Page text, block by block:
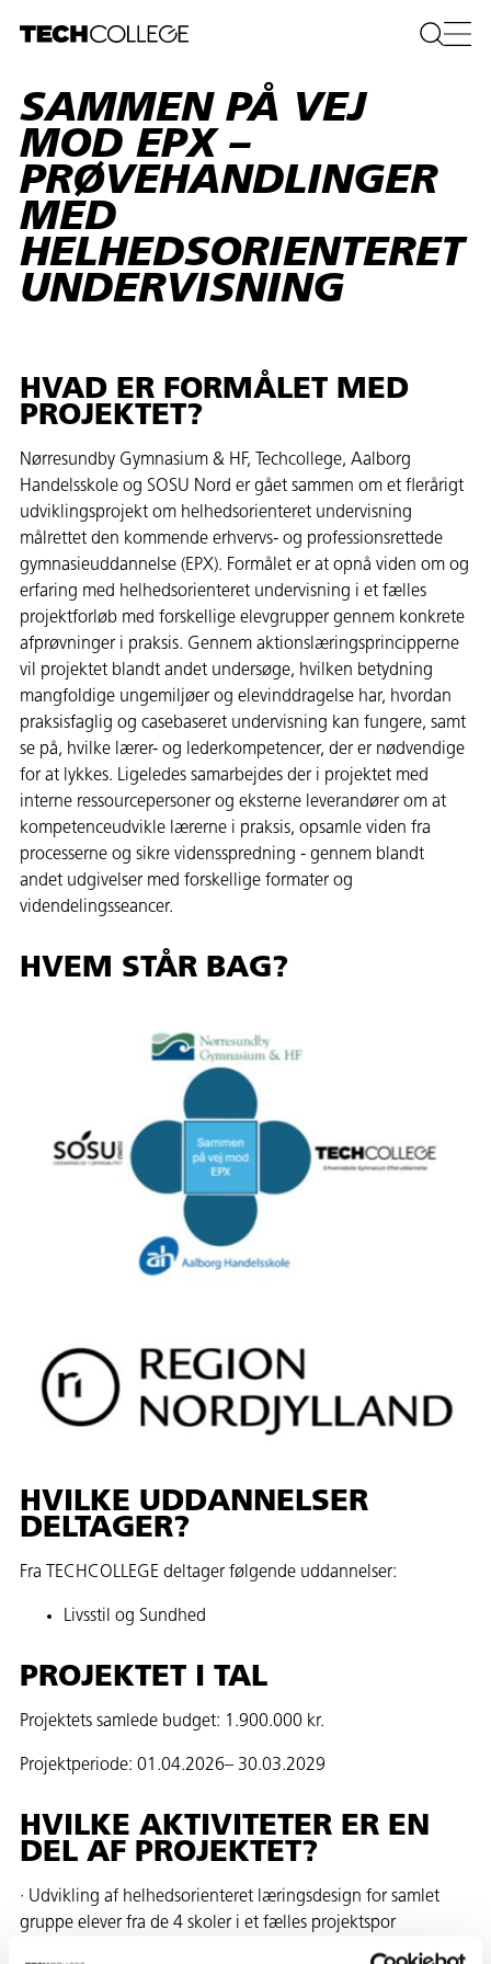
SAMMEN PÅ VEJ
MOD EPX –
PRØVEHANDLINGER
MED
HELHEDSORIENTERET
UNDERVISNING
HVAD ER FORMÅLET MED
PROJEKTET?
Nørresundby Gymnasium & HF, Techcollege, Aalborg
Handelsskole og SOSU Nord er gået sammen om et flerårigt
udviklingsprojekt om helhedsorienteret undervisning
målrettet den kommende erhvervs- og professionsrettede
gymnasieuddannelse (EPX). Formålet er at opnå viden om og
erfaring med helhedsorienteret undervisning i et fælles
projektforløb med forskellige elevgrupper gennem konkrete
afprøvninger i praksis. Gennem aktionslæringsprincipperne
vil projektet blandt andet undersøge, hvilken betydning
mangfoldige ungemiljøer og elevinddragelse har, hvordan
praksisfaglig og casebaseret undervisning kan fungere, samt
se på, hvilke lærer- og lederkompetencer, der er nødvendige
for at lykkes. Ligeledes samarbejdes der i projektet med
interne ressourcepersoner og eksterne leverandører om at
kompetenceudvikle lærerne i praksis, opsamle viden fra
processerne og sikre vidensspredning - gennem blandt
andet udgivelser med forskellige formater og
videndelingsseancer.
HVEM STÅR BAG?
HVILKE UDDANNELSER
DELTAGER?
Fra TECHCOLLEGE deltager følgende uddannelser:
Livsstil og Sundhed
PROJEKTET I TAL
Projektets samlede budget: 1.900.000 kr.
Projektperiode: 01.04.2026– 30.03.2029
HVILKE AKTIVITETER ER EN
DEL AF PROJEKTET?
· Udvikling af helhedsorienteret læringsdesign for samlet
gruppe elever fra de 4 skoler i et fælles projektspor